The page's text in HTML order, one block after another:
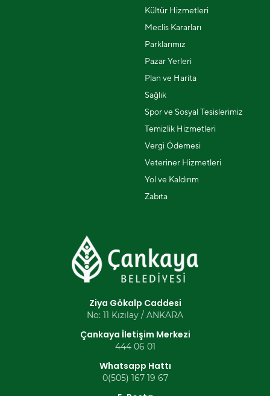
Kültür Hizmetleri
Meclis Kararları
Parklarımız
Pazar Yerleri
Plan ve Harita
Sağlık
Spor ve Sosyal Tesislerimiz
Temizlik Hizmetleri
Vergi Ödemesi
Veteriner Hizmetleri
Yol ve Kaldırım
Zabıta
Ziya Gökalp Caddesi
No: 11 Kızılay / ANKARA
Çankaya İletişim Merkezi
444 06 01
Whatsapp Hattı
0(505) 167 19 67